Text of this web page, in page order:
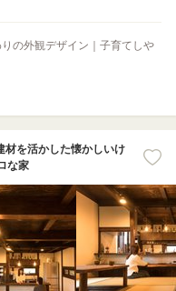
の外観デザイン｜子育てしや
材を活かした懐かしいけ
な家